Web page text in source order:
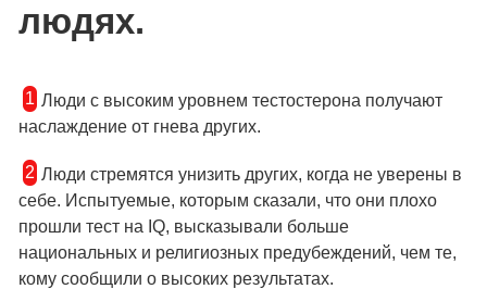
людях.
1 Люди с высоким уровнем тестостерона получают
наслаждение от гнева других.
2 Люди стремятся унизить других, когда не уверены в
себе. Испытуемые, которым сказали, что они плохо
прошли тест на IQ, высказывали больше
национальных и религиозных предубеждений, чем те,
кому сообщили о высоких результатах.